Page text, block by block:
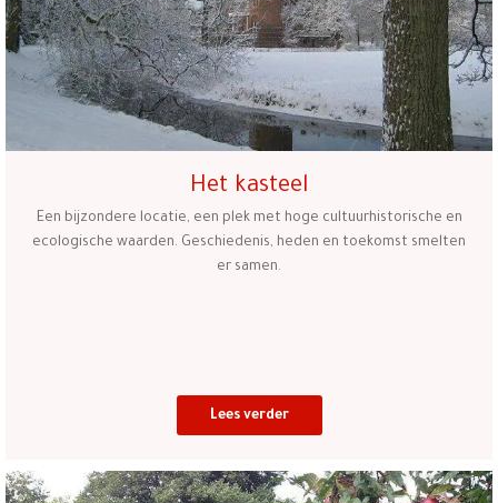
Het kasteel
Een bijzondere locatie, een plek met hoge cultuurhistorische en
ecologische waarden. Geschiedenis, heden en toekomst smelten
er samen.
Lees verder